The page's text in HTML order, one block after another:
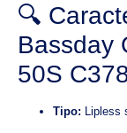
🔍
Bassday
50S
Tipo: Lipless